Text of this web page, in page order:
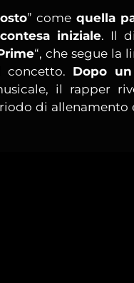
” come quella
iniziale. Il
“, che segue la
concetto. Dopo
il rapper
di allenamento